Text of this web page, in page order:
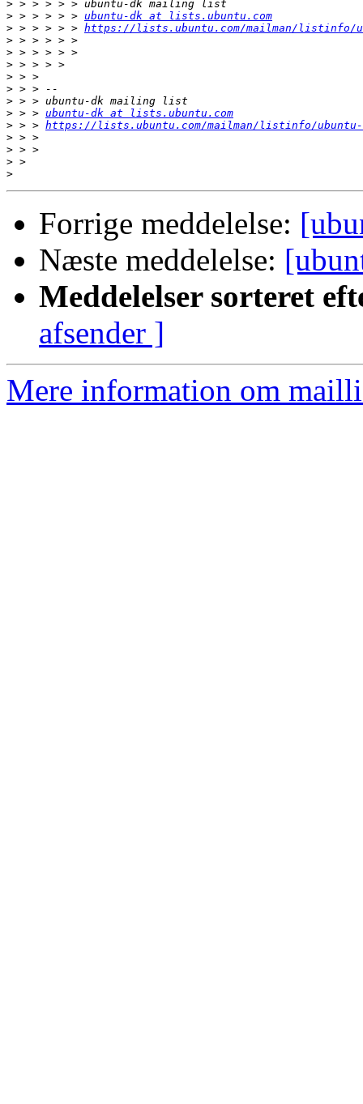
>
> > > > > > ubuntu-dk at lists.ubuntu.com
> > > > > > https://lists.ubuntu.com/mailman/listinfo/
>
>
>
>
>
>
> > > ubuntu-dk at lists.ubuntu.com
> > > https://lists.ubuntu.com/mailman/listinfo/ubuntu-
>
>
>
>
Forrige meddelelse:
Næste meddelelse:
Meddelelser sorteret
afsender ]
Mere information om